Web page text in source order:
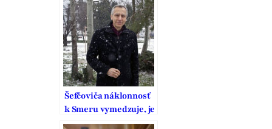
Ľahostajnosťou,
nevedomosťou a
strachom
Šefčoviča náklonnosť
k Smeru vymedzuje, je
to pritom strana